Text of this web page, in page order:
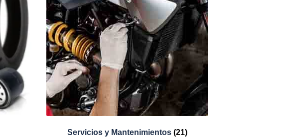
Servicios y Mantenimientos (21)